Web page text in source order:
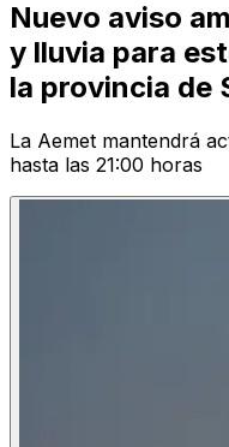
Nuevo aviso
y lluvia para
la provincia de
La Aemet mantendrá
hasta las 21:00 horas